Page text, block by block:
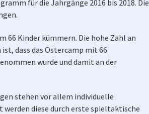
für die Jahrgänge 2016 bis 2018. Die
66 Kinder kümmern. Die hohe Zahl an
dass das Ostercamp mit 66
wurde und damit an der
stehen vor allem individuelle
diese durch erste spieltaktische